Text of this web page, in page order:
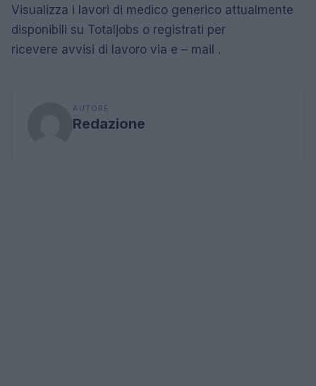
Visualizza i lavori di medico generico attualmente
disponibili su Totaljobs o registrati per
ricevere avvisi di lavoro via e – mail .
AUTORE
Redazione